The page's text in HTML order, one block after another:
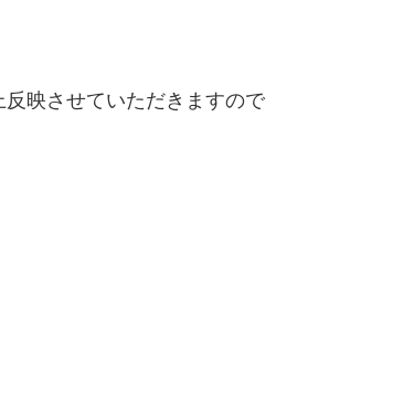
映させていただきますので